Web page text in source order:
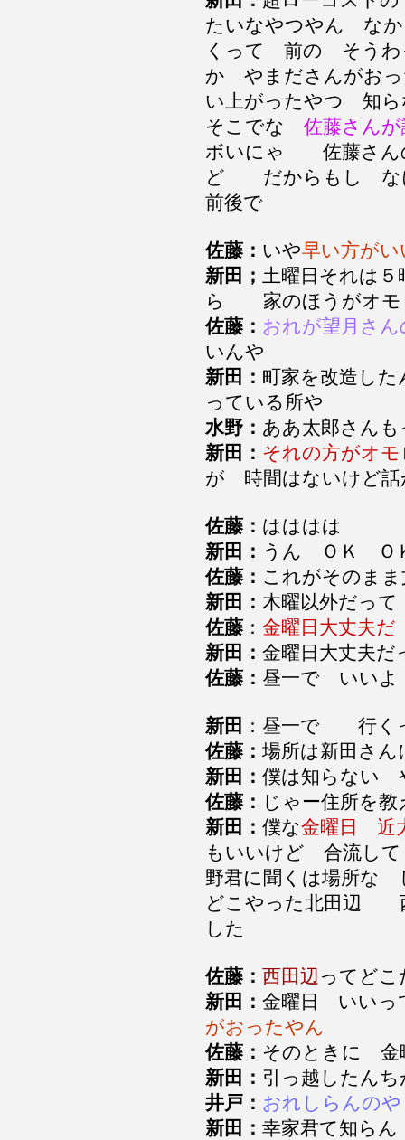
たいなやつやん なか
くって 前の そうわ
か やまださんがお
い上がったやつ 知
そこでな 佐藤さん
ボいにゃ 佐藤さん
ど だからもし な
前後で
佐藤： いや早い方がい
新田； 土曜日それは
ら 家のほうがオモ
佐藤： おれが望月さ
いんや
新田： 町家を改造し
っている所や
水野： ああ太郎さん
新田： それの方がオ
が 時間はないけど
佐藤： はははは
新田： うん ＯＫ
佐藤： これがそのま
新田： 木曜以外だって
佐藤 ： 金曜日大丈夫だ
新田： 金曜日大丈夫
佐藤： 昼一で いい
新田 ：昼一で 行
佐藤： 場所は新田さ
新田： 僕は知らな
佐藤： じゃー住所を
新田： 僕な金曜日 近
もいいけど 合流し
野君に聞くは場所
どこやった北田辺
した
佐藤： 西田辺 ってど
新田： 金曜日 いいっ
がおったやん
佐藤： そのときに
新田： 引っ越したん
井戸： おれしらんのや
新田： 幸家君て知ら